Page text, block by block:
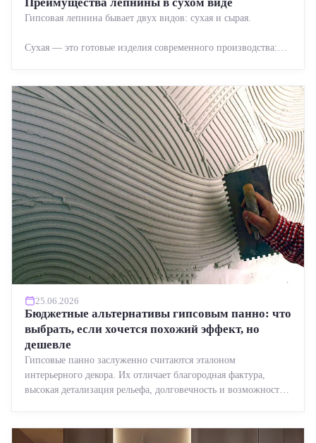
Гипсовая лепнина бывает двух видов: сухая и сырая.
Сухая — это готовые изделия современного производства:
25.06.2026
Бюджетные альтернативы гипсовым панно: что
выбрать, если хочется похожий эффект, но
дешевле
Гипсовые панно заслуженно считаются эталоном
интерьерного декора. Их отличает благородная фактура,
высокая детализация рельефа, долговечность и возможность